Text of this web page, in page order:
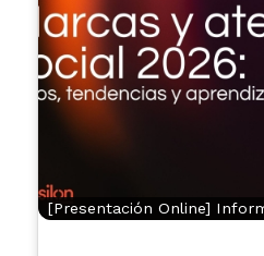
[Presentación Online]